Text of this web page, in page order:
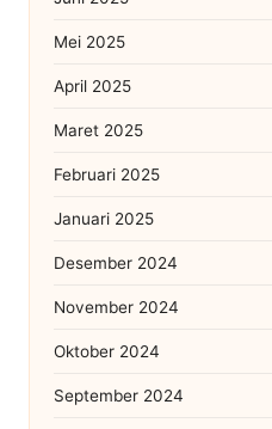
Mei 2025
April 2025
Maret 2025
Februari 2025
Januari 2025
Desember 2024
November 2024
Oktober 2024
September 2024